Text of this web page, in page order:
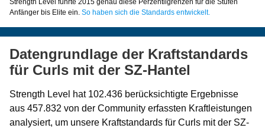
Strength Level führte 2015 genau diese Perzentilgrenzen für die Stufen
Anfänger bis Elite ein. So haben sich die Standards entwickelt.
Datengrundlage der Kraftstandards
für Curls mit der SZ-Hantel
Strength Level hat 102.436 berücksichtigte Ergebnisse
aus 457.832 von der Community erfassten Kraftleistungen
analysiert, um unsere Kraftstandards für Curls mit der SZ-